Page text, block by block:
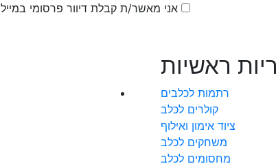
אני מאשר/ת קבלת דיוור פרסומי במייל
ראשיות
רתמות לכלבים
קולרים לכלב
ציוד אימון ואילוף
משחקים לכלב
מחסומים לכלב